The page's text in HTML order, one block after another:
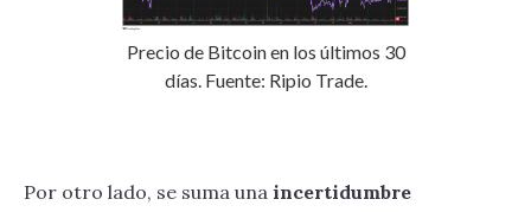
Precio de Bitcoin en los últimos 30
días. Fuente: Ripio Trade.
Por otro lado, se suma una incertidumbre